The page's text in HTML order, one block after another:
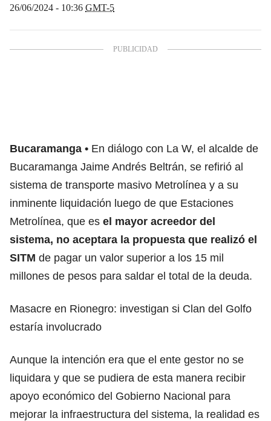
26/06/2024 - 10:36 GMT-5
Bucaramanga
En diálogo con La W, el alcalde de
Bucaramanga Jaime Andrés Beltrán, se refirió al
sistema de transporte masivo Metrolínea y a su
inminente liquidación luego de que Estaciones
Metrolínea, que es el mayor acreedor del
sistema, no aceptara la propuesta que realizó el
SITM de pagar un valor superior a los 15 mil
millones de pesos para saldar el total de la deuda.
Masacre en Rionegro: investigan si Clan del Golfo
estaría involucrado
Aunque la intención era que el ente gestor no se
liquidara y que se pudiera de esta manera recibir
apoyo económico del Gobierno Nacional para
mejorar la infraestructura del sistema, la realidad es